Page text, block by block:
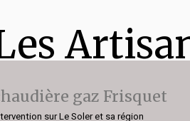
gaz Frisquet
sur Le Soler et sa région